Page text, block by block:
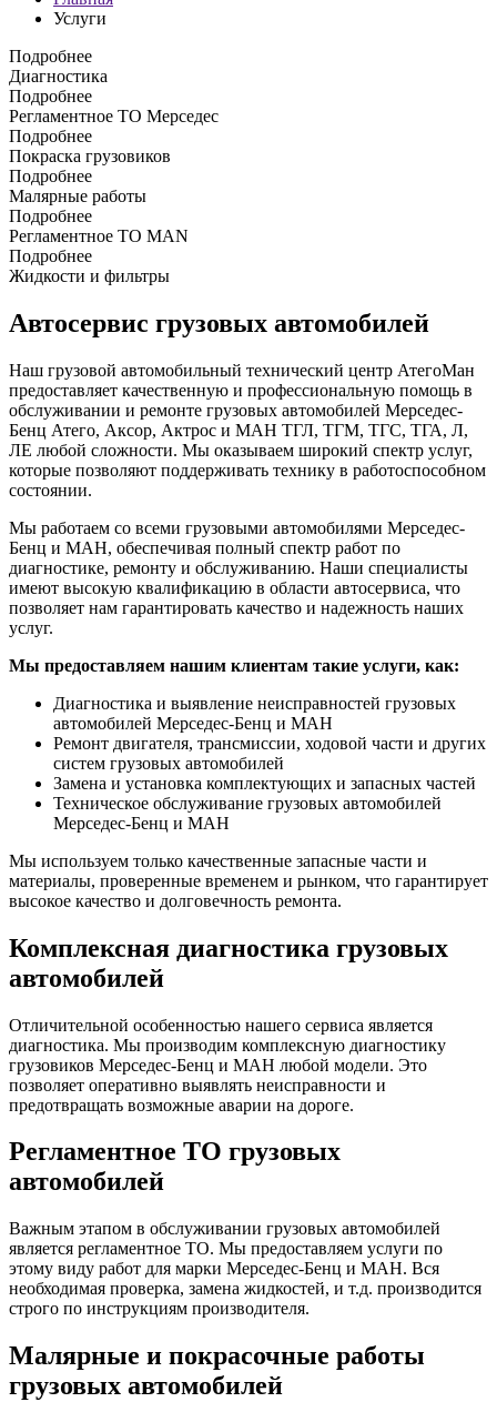
Услуги
Подробнее
Диагностика
Подробнее
Регламентное ТО Мерседес
Подробнее
Покраска грузовиков
Подробнее
Малярные работы
Подробнее
Регламентное ТО MAN
Подробнее
Жидкости и фильтры
Автосервис грузовых автомобилей
Наш грузовой автомобильный технический центр АтегоМан
предоставляет качественную и профессиональную помощь в
обслуживании и ремонте грузовых автомобилей Мерседес-
Бенц Атего, Аксор, Актрос и МАН ТГЛ, ТГМ, ТГС, ТГА, Л,
ЛЕ любой сложности. Мы оказываем широкий спектр услуг,
которые позволяют поддерживать технику в работоспособном
состоянии.
Мы работаем со всеми грузовыми автомобилями Мерседес-
Бенц и МАН, обеспечивая полный спектр работ по
диагностике, ремонту и обслуживанию. Наши специалисты
имеют высокую квалификацию в области автосервиса, что
позволяет нам гарантировать качество и надежность наших
услуг.
Мы предоставляем нашим клиентам такие услуги, как:
Диагностика и выявление неисправностей грузовых
автомобилей Мерседес-Бенц и МАН
Ремонт двигателя, трансмиссии, ходовой части и других
систем грузовых автомобилей
Замена и установка комплектующих и запасных частей
Техническое обслуживание грузовых автомобилей
Мерседес-Бенц и МАН
Мы используем только качественные запасные части и
материалы, проверенные временем и рынком, что гарантирует
высокое качество и долговечность ремонта.
Комплексная диагностика грузовых
автомобилей
Отличительной особенностью нашего сервиса является
диагностика. Мы производим комплексную диагностику
грузовиков Мерседес-Бенц и МАН любой модели. Это
позволяет оперативно выявлять неисправности и
предотвращать возможные аварии на дороге.
Регламентное ТО грузовых
автомобилей
Важным этапом в обслуживании грузовых автомобилей
является регламентное ТО. Мы предоставляем услуги по
этому виду работ для марки Мерседес-Бенц и МАН. Вся
необходимая проверка, замена жидкостей, и т.д. производится
строго по инструкциям производителя.
Малярные и покрасочные работы
грузовых автомобилей